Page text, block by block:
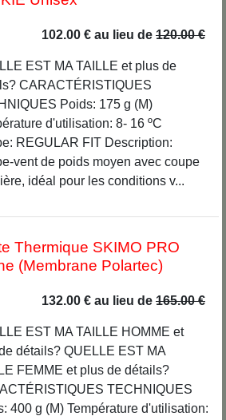
102.00 € au lieu de 120.00 €
EST MA TAILLE et plus de
CARACTÉRISTIQUES
Poids: 175 g (M)
d'utilisation: 8- 16 ºC
REGULAR FIT Description:
vent de poids moyen avec coupe
idéal pour les conditions v...
Thermique SKIMO PRO
(Membrane Polartec)
132.00 € au lieu de 165.00 €
EST MA TAILLE HOMME et
détails? QUELLE EST MA
FEMME et plus de détails?
TECHNIQUES
400 g (M) Température d'utilisation: